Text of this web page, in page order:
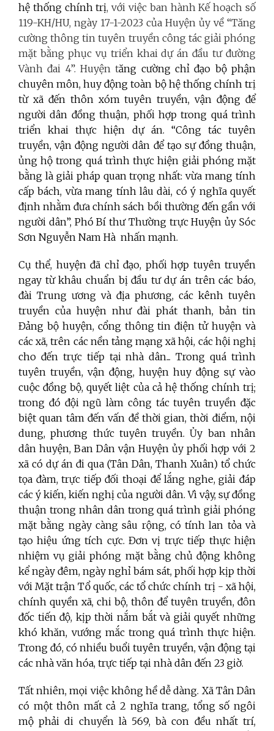
hệ thống chính trị, với việc ban hành Kế hoạch số
119-KH/HU, ngày 17-1-2023 của Huyện ủy về “Tăng
cường thông tin tuyên truyền công tác giải phóng
mặt bằng phục vụ triển khai dự án đầu tư đường
Vành đai 4”. Huyện tăng cường chỉ đạo bộ phận
chuyên môn, huy động toàn bộ hệ thống chính trị
từ xã đến thôn xóm tuyên truyền, vận động để
người dân đồng thuận, phối hợp trong quá trình
triển khai thực hiện dự án. “Công tác tuyên
truyền, vận động người dân để tạo sự đồng thuận,
ủng hộ trong quá trình thực hiện giải phóng mặt
bằng là giải pháp quan trọng nhất: vừa mang tính
cấp bách, vừa mang tính lâu dài, có ý nghĩa quyết
định nhằm đưa chính sách bồi thường đến gần với
người dân”, Phó Bí thư Thường trực Huyện ủy Sóc
Sơn Nguyễn Nam Hà nhấn mạnh.
Cụ thể, huyện đã chỉ đạo, phối hợp tuyên truyền
ngay từ khâu chuẩn bị đầu tư dự án trên các báo,
đài Trung ương và địa phương, các kênh tuyên
truyền của huyện như đài phát thanh, bản tin
Đảng bộ huyện, cổng thông tin điện tử huyện và
các xã, trên các nền tảng mạng xã hội, các hội nghị
cho đến trực tiếp tại nhà dân... Trong quá trình
tuyên truyền, vận động, huyện huy động sự vào
cuộc đồng bộ, quyết liệt của cả hệ thống chính trị;
trong đó đội ngũ làm công tác tuyên truyền đặc
biệt quan tâm đến vấn đề thời gian, thời điểm, nội
dung, phương thức tuyên truyền. Ủy ban nhân
dân huyện, Ban Dân vận Huyện ủy phối hợp với 2
xã có dự án đi qua (Tân Dân, Thanh Xuân) tổ chức
tọa đàm, trực tiếp đối thoại để lắng nghe, giải đáp
các ý kiến, kiến nghị của người dân. Vì vậy, sự đồng
thuận trong nhân dân trong quá trình giải phóng
mặt bằng ngày càng sâu rộng, có tính lan tỏa và
tạo hiệu ứng tích cực. Đơn vị trực tiếp thực hiện
nhiệm vụ giải phóng mặt bằng chủ động không
kể ngày đêm, ngày nghỉ bám sát, phối hợp kịp thời
với Mặt trận Tổ quốc, các tổ chức chính trị - xã hội,
chính quyền xã, chi bộ, thôn để tuyên truyền, đôn
đốc tiến độ, kịp thời nắm bắt và giải quyết những
khó khăn, vướng mắc trong quá trình thực hiện.
Trong đó, có nhiều buổi tuyên truyền, vận động tại
các nhà văn hóa, trực tiếp tại nhà dân đến 23 giờ.
Tất nhiên, mọi việc không hề dễ dàng. Xã Tân Dân
có một thôn mất cả 2 nghĩa trang, tổng số ngôi
mộ phải di chuyển là 569, bà con đều nhất trí,